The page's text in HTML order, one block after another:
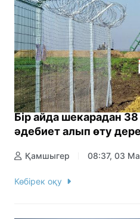
Бір айда шекарадан
әдебиет алып өту
Қамшыгер 08:37, 03
Көбірек оқу